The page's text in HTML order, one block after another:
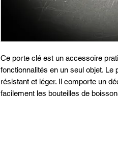
Ce porte clé est un accessoire
fonctionnalités en un seul objet.
résistant et léger. Il comporte un
facilement les bouteilles de